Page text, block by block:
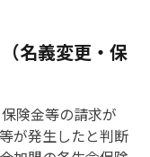
名義変更・保
険金等の請求が
が発生したと判断